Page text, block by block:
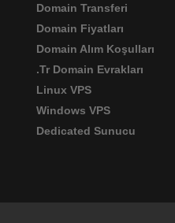
Domain Transferi
Domain Fiyatları
Domain Alım Koşulları
.Tr Domain Evrakları
Linux VPS
Windows VPS
Dedicated Sunucu